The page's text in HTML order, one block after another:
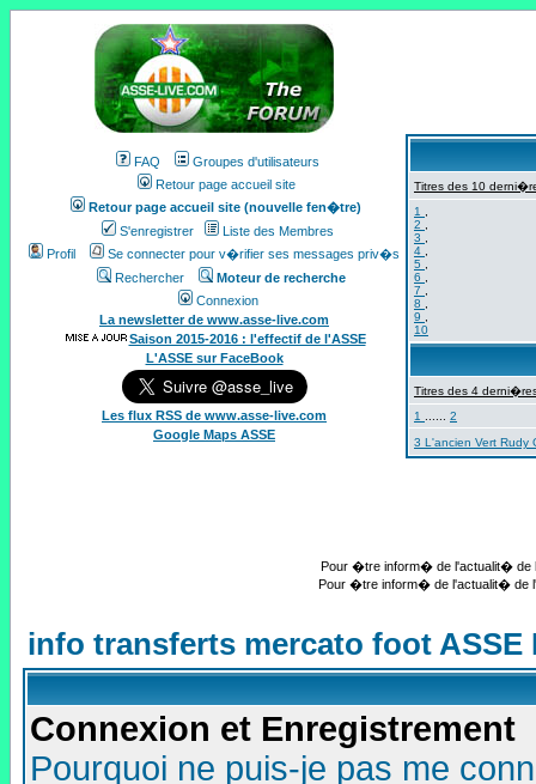
FAQ
Groupes d'utilisateurs
Retour page accueil site
Retour page accueil site (nouvelle fen�tre)
S'enregistrer
Liste des Membres
Profil
Se connecter pour v�rifier ses messages priv�s
Rechercher
Moteur de recherche
Connexion
La newsletter de www.asse-live.com
Saison 2015-2016 : l'effectif de l'ASSE
L'ASSE sur FaceBook
Les flux RSS de www.asse-live.com
Google Maps ASSE
Titres des 10
1
2
3
4
5
6
7
8
9
10
Titres des 4
1
2
3 L'ancien Vert
Pour �tre inform� de l'actualit� de
Pour �tre inform� de l'actualit� de
info transferts mercato foot ASSE
Connexion et Enregistrement
Pourquoi ne puis-je pas me